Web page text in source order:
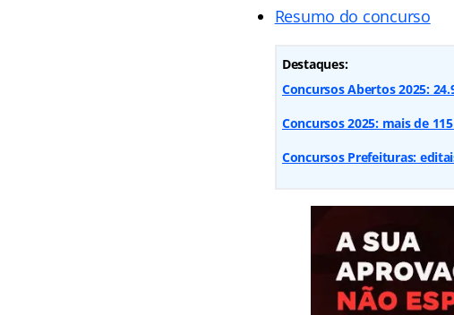
Resumo do concurso
Destaques:
Concursos Abertos 2025:
Concursos 2025: mais de
Concursos Prefeituras: